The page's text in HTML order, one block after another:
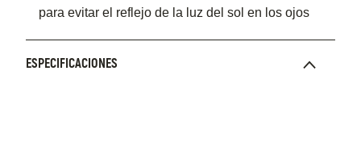
para evitar el reflejo de la luz del sol en los ojos
ESPECIFICACIONES